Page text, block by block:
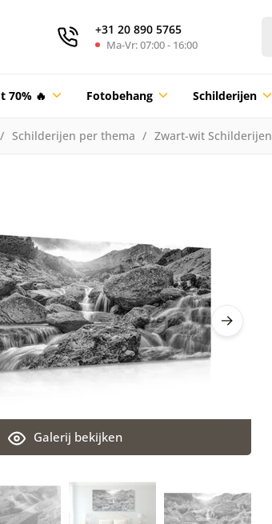
+31 20 890 5765
Ma-Vr: 07:00 - 16:00
70% 🔥 Fotobehang Schilderijen
Schilderijen per thema Zwart-wit Schilderijen
Galerij bekijken